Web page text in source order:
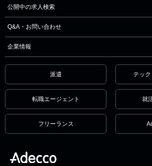
公開中の求人検索
Q&A・お問い合わせ
企業情報
派遣 テッ
転職エージェント 就
フリーランス